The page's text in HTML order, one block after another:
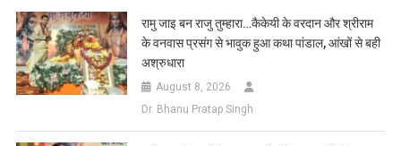
List
रामु जाइ बन राजु तुम्हारा…कैकेयी के वरदान और श्रीराम
के वनवास प्रसंग से भावुक हुआ कथा पांडाल, आंखों से बही
अश्रुधारा
August 8, 2026
Dr. Bhanu Pratap Singh